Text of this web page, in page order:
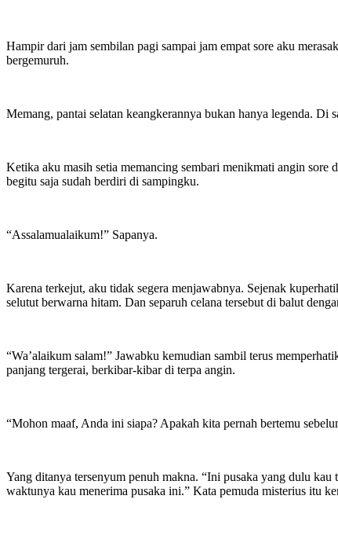
Hampir dari jam sembilan pagi sampai jam empat sore aku
bergemuruh.
Memang, pantai selatan keangkerannya bukan hanya legenda.
Ketika aku masih setia memancing sembari menikmati angin sore
begitu saja sudah berdiri di sampingku.
“Assalamualaikum!” Sapanya.
Karena terkejut, aku tidak segera menjawabnya. Sejenak
selutut berwarna hitam. Dan separuh celana tersebut di balut
“Wa’alaikum salam!” Jawabku kemudian sambil terus
panjang tergerai, berkibar-kibar di terpa angin.
“Mohon maaf, Anda ini siapa? Apakah kita pernah bertemu
Yang ditanya tersenyum penuh makna. “Ini pusaka yang dulu
waktunya kau menerima pusaka ini.” Kata pemuda misterius itu